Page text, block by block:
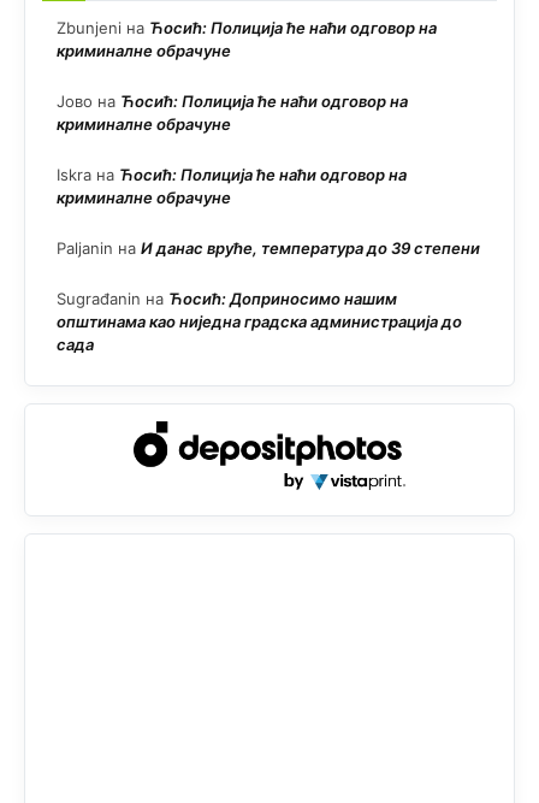
Zbunjeni на Ћосић: Полиција ће наћи одговор на
криминалне обрачуне
Јово на Ћосић: Полиција ће наћи одговор на
криминалне обрачуне
Iskra на Ћосић: Полиција ће наћи одговор на
криминалне обрачуне
Paljanin на И данас вруће, температура до 39 степени
Sugrađanin на Ћосић: Доприносимо нашим
општинама као ниједна градска администрација до
сада